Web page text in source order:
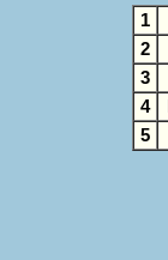
1
2
3
4
5